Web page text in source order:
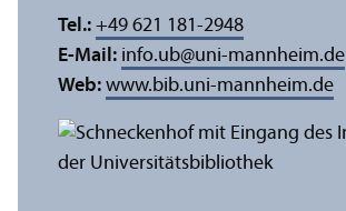
Tel.: +49 621 181-2948
E-Mail: info.ub@uni-mannheim.de
Web: www.bib.uni-mannheim.de